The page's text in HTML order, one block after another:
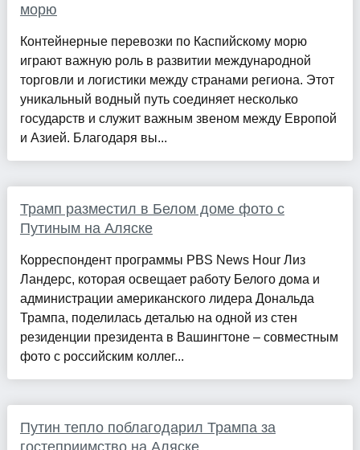
морю
Контейнерные перевозки по Каспийскому морю
играют важную роль в развитии международной
торговли и логистики между странами региона. Этот
уникальный водный путь соединяет несколько
государств и служит важным звеном между Европой
и Азией. Благодаря вы...
Трамп разместил в Белом доме фото с
Путиным на Аляске
Корреспондент программы PBS News Hour Лиз
Ландерс, которая освещает работу Белого дома и
администрации американского лидера Дональда
Трампа, поделилась деталью на одной из стен
резиденции президента в Вашингтоне – совместным
фото с российским коллег...
Путин тепло поблагодарил Трампа за